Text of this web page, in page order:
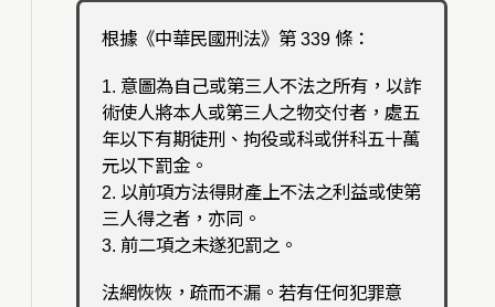
根據《中華民國刑法》第 339 條：
1. 意圖為自己或第三人不法之所有，以詐
術使人將本人或第三人之物交付者，處五
年以下有期徒刑、拘役或科或併科五十萬
元以下罰金。
2. 以前項方法得財產上不法之利益或使第
三人得之者，亦同。
3. 前二項之未遂犯罰之。
法網恢恢，疏而不漏。若有任何犯罪意